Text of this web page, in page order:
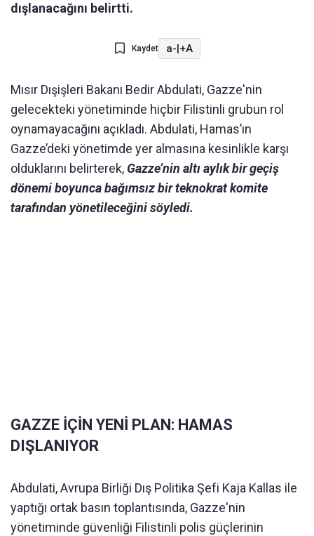
dışlanacağını belirtti.
Kaydet a-|+A
Mısır Dışişleri Bakanı Bedir Abdulati, Gazze'nin
gelecekteki yönetiminde hiçbir Filistinli grubun rol
oynamayacağını açıkladı. Abdulati, Hamas’ın
Gazze’deki yönetimde yer almasına kesinlikle karşı
olduklarını belirterek, Gazze’nin altı aylık bir geçiş
dönemi boyunca bağımsız bir teknokrat komite
tarafından yönetileceğini söyledi.
GAZZE İÇİN YENİ PLAN: HAMAS
DIŞLANIYOR
Abdulati, Avrupa Birliği Dış Politika Şefi Kaja Kallas ile
yaptığı ortak basın toplantısında, Gazze'nin
yönetiminde güvenliği Filistinli polis güçlerinin